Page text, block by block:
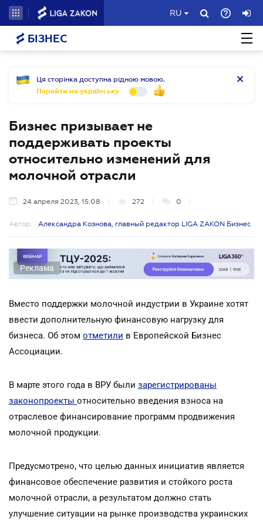
RU
БІЗНЕС
Ця сторінка доступна рідною мовою.
Перейти на українську
Бизнес призывает не
поддерживать проекты
относительно изменений для
молочной отрасли
24 апреля 2023, 15:08 272 0
Автор: Александра Кознова, главный редактор LIGA ZAKON Бизнес
Реклама
Вместо поддержки молочной индустрии в Украине хотят
ввести дополнительную финансовую нагрузку для
бизнеса. Об этом отметили в Европейской Бизнес
Ассоциации.
В марте этого года в ВРУ были зарегистрированы
законопроекты относительно введения взноса на
отраслевое финансирование программ продвижения
молочной продукции.
Предусмотрено, что целью данных инициатив является
финансовое обеспечение развития и стойкого роста
молочной отрасли, а результатом должно стать
улучшение ситуации на рынке производства украинских